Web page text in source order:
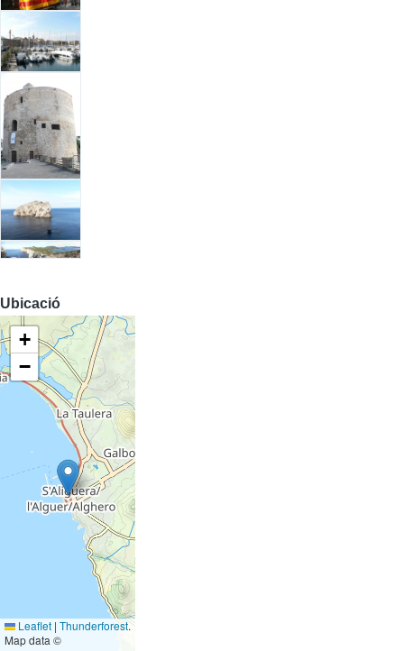
Ubicació
+
−
Leaflet | Thunderforest.
Map data ©